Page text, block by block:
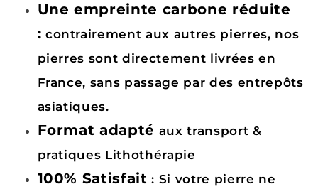
Une empreinte carbone réduite
: contrairement aux autres pierres, nos
pierres sont directement livrées en
France, sans passage par des entrepôts
asiatiques.
Format adapté aux transport &
pratiques Lithothérapie
100% Satisfait : Si votre pierre ne